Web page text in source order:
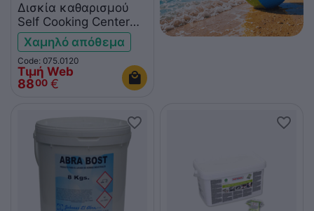
Δισκία καθαρισμού
Self Cooking Center
100 τεμ.
Χαμηλό απόθεμα
Code: 075.0120
Τιμή Web
8800 €